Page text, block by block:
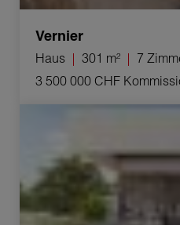
Vernier
Haus 301 m²
7
3 500 000 CHF